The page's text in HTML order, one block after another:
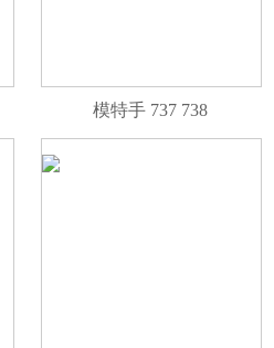
模特手 737 738